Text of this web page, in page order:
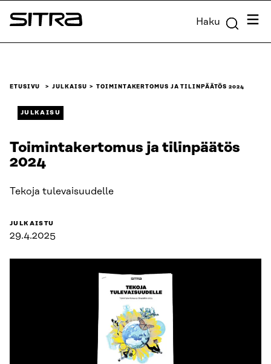
Siirry
suoraan
Sitra Haku
ETUSIVU JULKAISU TOIMINTAKERTOMUS JA TILINPÄÄTÖS 2024
JULKAISU
Toimintakertomus ja tilinpäätös
2024
Tekoja tulevaisuudelle
JULKAISTU
29.4.2025